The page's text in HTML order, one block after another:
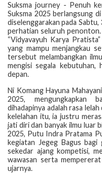
Suksma journey - Penuh
Suksma 2025 berlangsung
diselenggarakan pada
perhatian seluruh penonton.
“Vidyavayuh Karya
yang mampu menjangkau
tersebut melambangkan
mengisi segala kebutuhan,
depan.
Ni Komang Hayuna
2025, mengungkapkan
dihadapinya adalah rasa
kelelahan itu, ia justru
jati diri dan banyak ilmu luar
2025, Putu Indra Pratama
kegiatan Jegeg Bagus bagi
sekedar ajang kompetisi,
wawasan serta
ujarnya.